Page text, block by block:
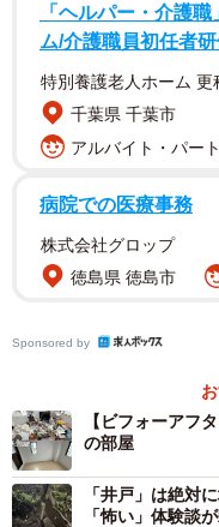
締役の西岡巧貴さん、
くれました。
不用品回収中に発
――ご依頼の数だけ、
公開している動画はほ
泄物を処理せずそのま
痺れ、喉が熱くなります
ゴキブリの死骸が浴室
し飼いされていた砂埃
た上で生活することで
ゴミ屋敷、ゴミ屋敷で
「ヘルパー・介護
ム/介護職員初任者
特別養護老人ホーム 更
千葉県 千葉市
アルバイト・パー
病院での医療事務
株式会社グロップ
徳島県 徳島市
Sponsored by
【ビフォーアフ
の部屋
「井戸」は絶対
「怖い」体験談